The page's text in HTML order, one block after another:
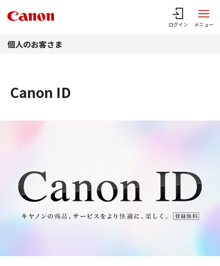
ログイン メニュー
個人のお客さま
Canon ID